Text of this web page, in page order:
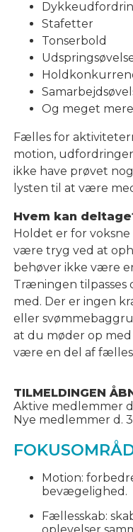
Stafetter
Tonserbold
Og meget mere
Fælles for
motion,
ikke have prøvet
lysten til at være
Hvem kan
Holdet er for
være tryg ved at
behøver ikke være
Træningen tilpasses
med. Der er ingen
eller
at du møder op
være en del af
TILMELDINGEN
Aktive medlemmer
Nye medlemmer d.
Motion:
bevægelighed.
Fællesskab: